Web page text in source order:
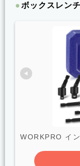
ボックスレン
WORKPRO イ